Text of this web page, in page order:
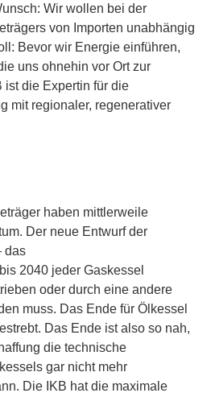
Wir wollen bei der
von Importen unabhängig
Bevor wir Energie einführen,
uns ohnehin vor Ort zur
ist die Expertin für die
mit regionaler, regenerativer
haben mittlerweile
Der neue Entwurf der
das
2040 jeder Gaskessel
oder durch eine andere
muss. Das Ende für Ölkessel
Das Ende ist also so nah,
die technische
gar nicht mehr
Die IKB hat die maximale